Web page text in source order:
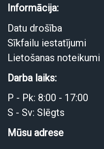
Informācija:
Datu drošība
Sīkfailu iestatījumi
Lietošanas noteikumi
Darba laiks:
P - Pk: 8:00 - 17:00
S - Sv: Slēgts
Mūsu adrese